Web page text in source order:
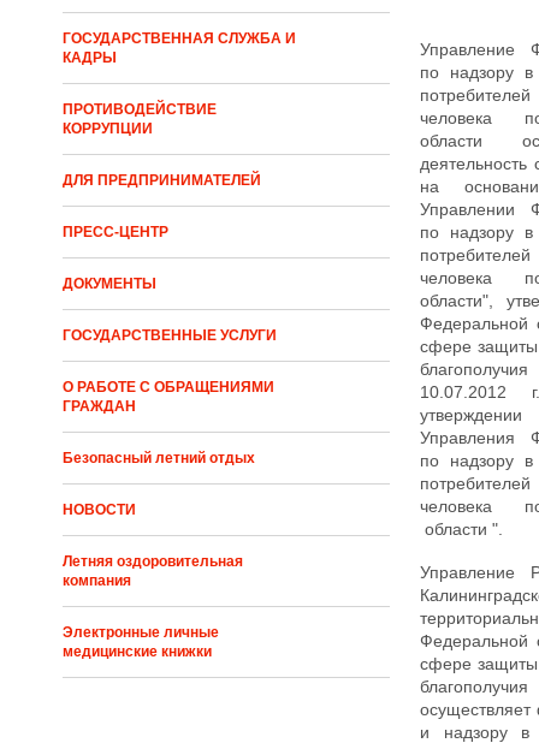
ГОСУДАРСТВЕННАЯ СЛУЖБА И
КАДРЫ
ПРОТИВОДЕЙСТВИЕ
КОРРУПЦИИ
ДЛЯ ПРЕДПРИНИМАТЕЛЕЙ
ПРЕСС-ЦЕНТР
ДОКУМЕНТЫ
ГОСУДАРСТВЕННЫЕ УСЛУГИ
О РАБОТЕ С ОБРАЩЕНИЯМИ
ГРАЖДАН
Безопасный летний отдых
НОВОСТИ
Летняя оздоровительная
компания
Электронные личные
медицинские книжки
Управление
по надзору
человека
области
на
Управлении
по надзору
человека
области",
Федеральной
сфере защиты
Управления
по надзору
человека
области ".
Управление
Федеральной
сфере защиты
и надзору в